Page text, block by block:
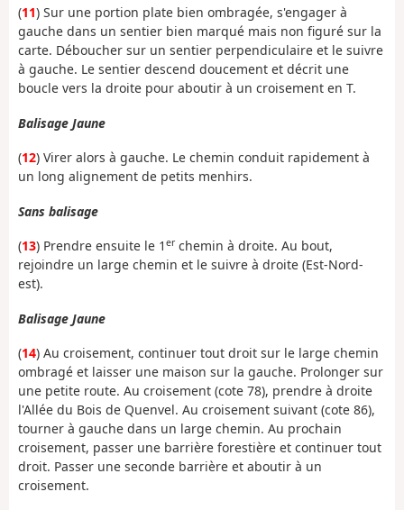
(11) Sur une portion plate bien ombragée, s'engager à
gauche dans un sentier bien marqué mais non figuré sur la
carte. Déboucher sur un sentier perpendiculaire et le suivre
à gauche. Le sentier descend doucement et décrit une
boucle vers la droite pour aboutir à un croisement en T.
Balisage Jaune
(12) Virer alors à gauche. Le chemin conduit rapidement à
un long alignement de petits menhirs.
Sans balisage
(13) Prendre ensuite le 1 er chemin à droite. Au bout,
rejoindre un large chemin et le suivre à droite (Est-Nord-
est).
Balisage Jaune
(14) Au croisement, continuer tout droit sur le large chemin
ombragé et laisser une maison sur la gauche. Prolonger sur
une petite route. Au croisement (cote 78), prendre à droite
l'Allée du Bois de Quenvel. Au croisement suivant (cote 86),
tourner à gauche dans un large chemin. Au prochain
croisement, passer une barrière forestière et continuer tout
droit. Passer une seconde barrière et aboutir à un
croisement.